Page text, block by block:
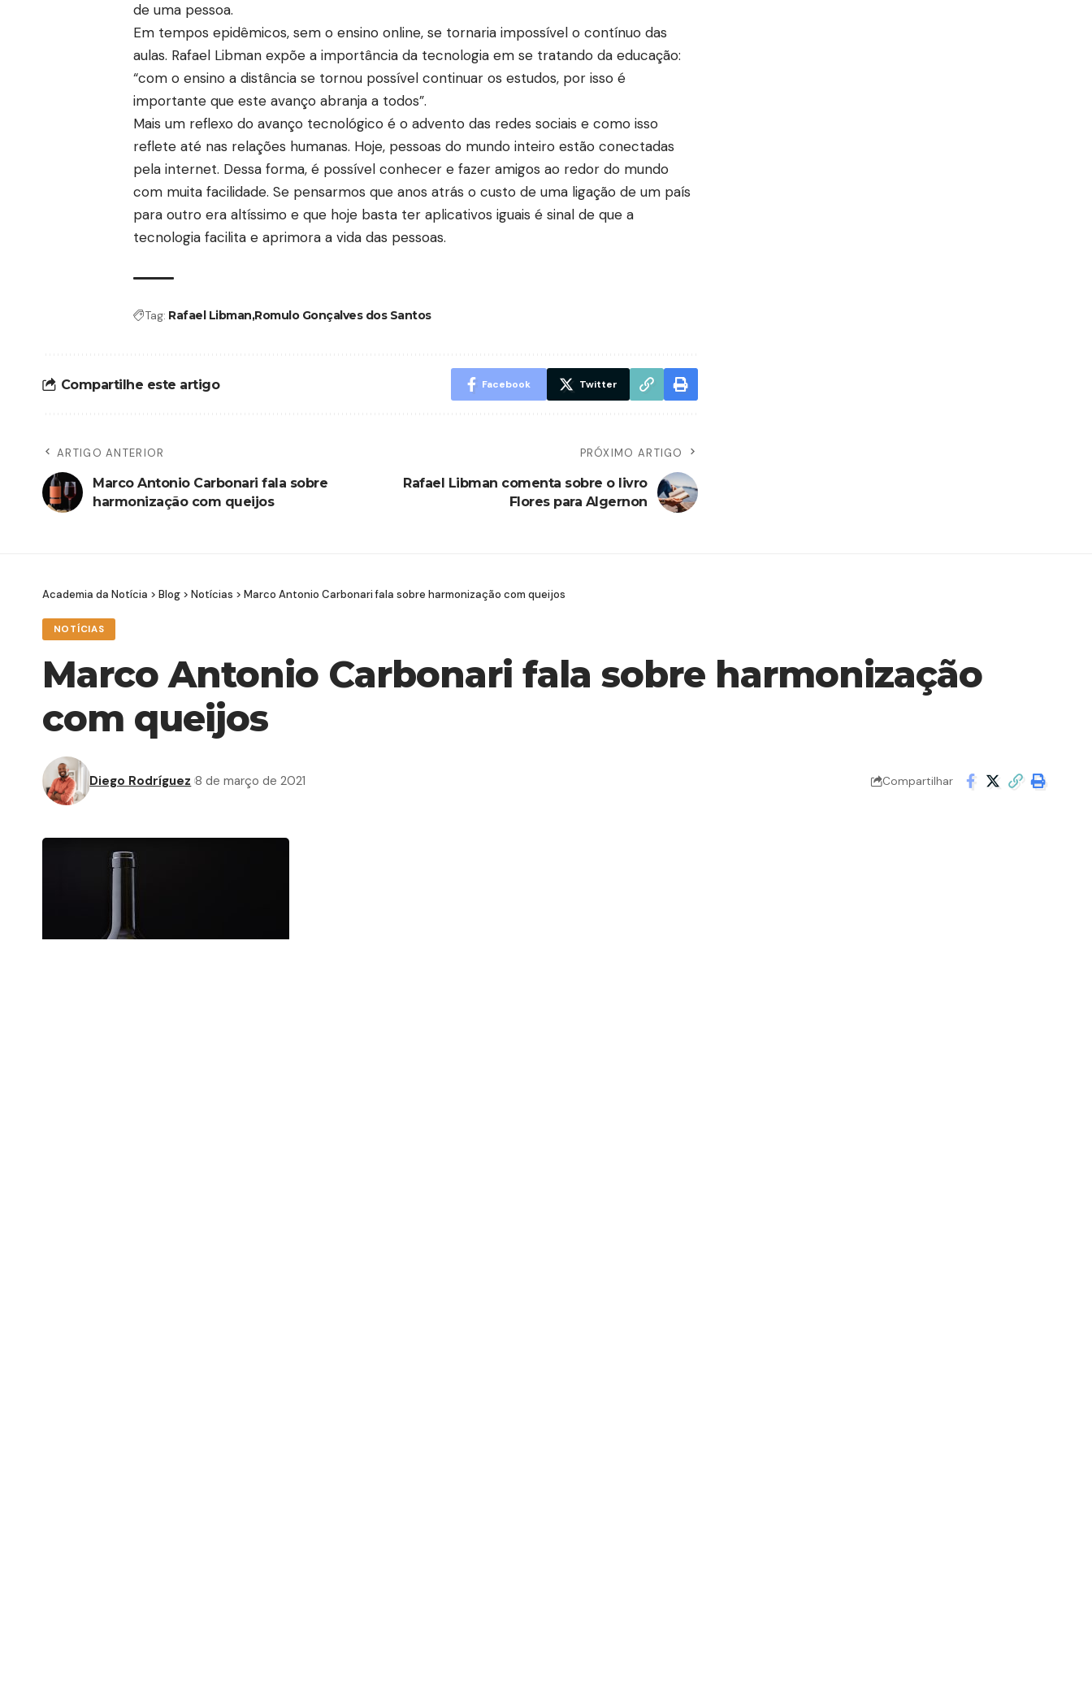
de uma pessoa.
Em tempos epidêmicos, sem o ensino online, se tornaria impossível o contínuo das
aulas. Rafael Libman expõe a importância da tecnologia em se tratando da educação:
“com o ensino a distância se tornou possível continuar os estudos, por isso é
importante que este avanço abranja a todos”.
Mais um reflexo do avanço tecnológico é o advento das redes sociais e como isso
reflete até nas relações humanas. Hoje, pessoas do mundo inteiro estão conectadas
pela internet. Dessa forma, é possível conhecer e fazer amigos ao redor do mundo
com muita facilidade. Se pensarmos que anos atrás o custo de uma ligação de um país
para outro era altíssimo e que hoje basta ter aplicativos iguais é sinal de que a
tecnologia facilita e aprimora a vida das pessoas.
Tag: Rafael Libman Romulo Gonçalves dos Santos
Compartilhe este artigo Facebook Twitter
ARTIGO ANTERIOR
Marco Antonio Carbonari fala sobre
harmonização com queijos
PRÓXIMO ARTIGO
Rafael Libman comenta sobre o livro
Flores para Algernon
Academia da Notícia > Blog > Notícias > Marco Antonio Carbonari fala sobre harmonização com queijos
NOTÍCIAS
Marco Antonio Carbonari fala sobre harmonização
com queijos
Diego Rodríguez 8 de março de 2021 Compartilhar